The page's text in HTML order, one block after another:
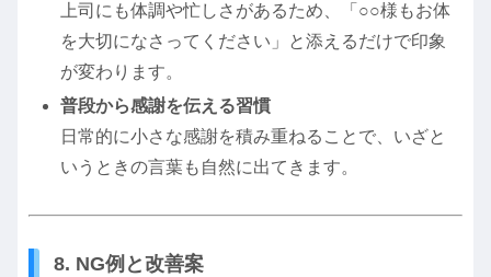
上司にも体調や忙しさがあるため、「○○様もお体
を大切になさってください」と添えるだけで印象
が変わります。
普段から感謝を伝える習慣
日常的に小さな感謝を積み重ねることで、いざと
いうときの言葉も自然に出てきます。
8. NG例と改善案